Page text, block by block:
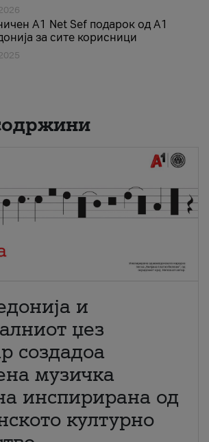
A1 Net Sеf подарок од А1
за сите корисници
и
џез
создадоа
музичка
инспирирана од
културно